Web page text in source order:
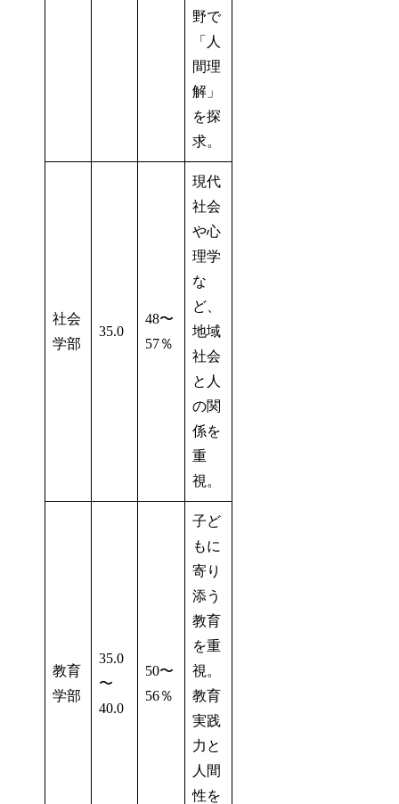
野で
「人
間理
解」
を探
求。
社会
学部
35.0
48〜
57％
現代
社会
や心
理学
な
ど、
地域
社会
と人
の関
係を
重
視。
教育
学部
35.0
〜
40.0
50〜
56％
子ど
もに
寄り
添う
教育
を重
視。
教育
実践
力と
人間
性を